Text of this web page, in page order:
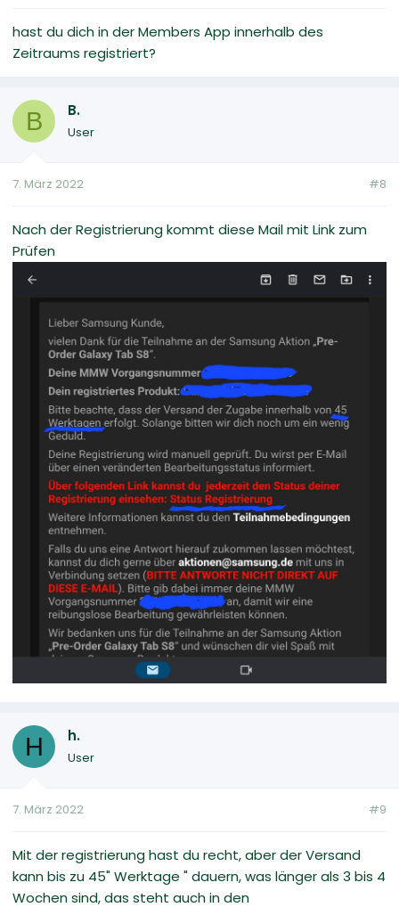
hast du dich in der Members App innerhalb des
Zeitraums registriert?
B B.
User
7. März 2022 #8
Nach der Registrierung kommt diese Mail mit Link zum
Prüfen
H h.
User
7. März 2022 #9
Mit der registrierung hast du recht, aber der Versand
kann bis zu 45" Werktage " dauern, was länger als 3 bis 4
Wochen sind, das steht auch in den